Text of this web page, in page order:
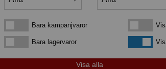
Bara kampanjvarorBara kampanjvaror
Bara lagervarorBara lagervaror
Visa maxläge
Visa